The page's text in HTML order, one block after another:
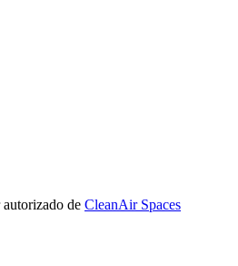
de CleanAir Spaces